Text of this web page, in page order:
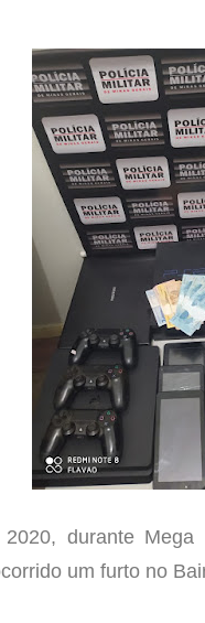
durante Mega
um furto no